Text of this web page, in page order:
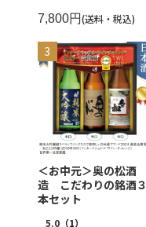
7,800円(送料・税込)
＜お中元＞奥の松酒
造 こだわりの銘酒３
本セット
5.0（1）